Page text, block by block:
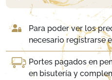
Para poder ver los
necesario registrarse
Portes pagados en
en bisutería y